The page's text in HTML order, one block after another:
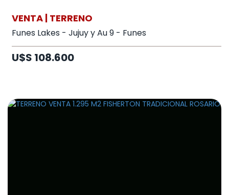
VENTA | TERRENO
Funes Lakes - Jujuy y Au 9 - Funes
U$S 108.600